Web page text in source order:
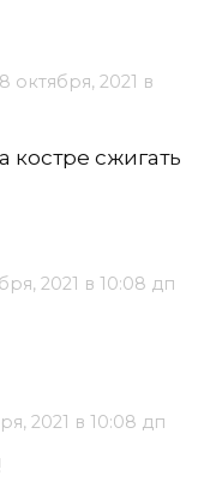
октября, 2021 в
костре сжигать
2021 в 10:08 дп
2021 в 10:08 дп